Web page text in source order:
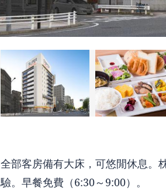
全部客房備有大床，可悠閒休息。
驗。早餐免費（6:30～9:00）。